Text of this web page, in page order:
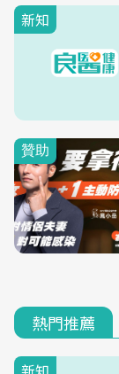
新知
熱門推薦